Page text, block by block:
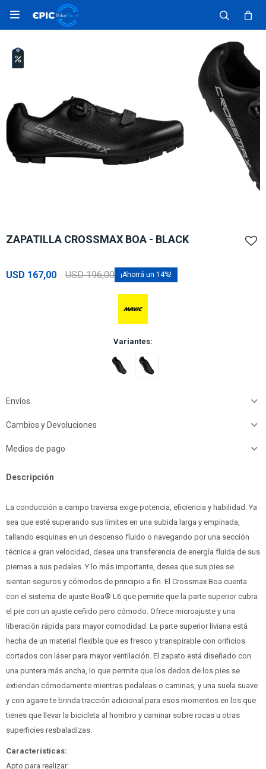

ZAPATILLA CROSSMAX BOA - BLACK
USD 167,00 USD 196,00 14
Variantes:
Envíos
Cambios y Devoluciones
Medios de pago
Descripción
La conducción a campo traviesa exige potencia, eficiencia y habilidad. Ya
sea que esté superando sus límites en una subida larga y empinada,
tallando esquinas en un descenso fluido o navegando por una sección
técnica a gran velocidad, desea una transferencia de energía fluida de sus
piernas a sus pedales. Y lo más importante, desea que sus pies se
sientan seguros y cómodos de principio a fin. El Crossmax Boa cuenta
con el sistema de ajuste Boa® L6 que permite que la parte superior cubra
el pie con un ajuste ceñido pero cómodo. Ofrece microajuste y una
liberación rápida para mayor comodidad. La parte superior liviana está
hecha de un material flexible que es fresco y transpirable con orificios
cortados con láser para mayor ventilación. El zapato está diseñado con
una puntera más ancha, lo que permite que los dedos de los pies se
extiendan cómodamente mientras pedaleas o caminas, y una suela suave
y con agarre te brinda tracción adicional para esos momentos en los que
tienes que llevar la bicicleta al hombro y caminar sobre rocas u otras
superficies resbaladizas.
Características:
Apto para realizar: